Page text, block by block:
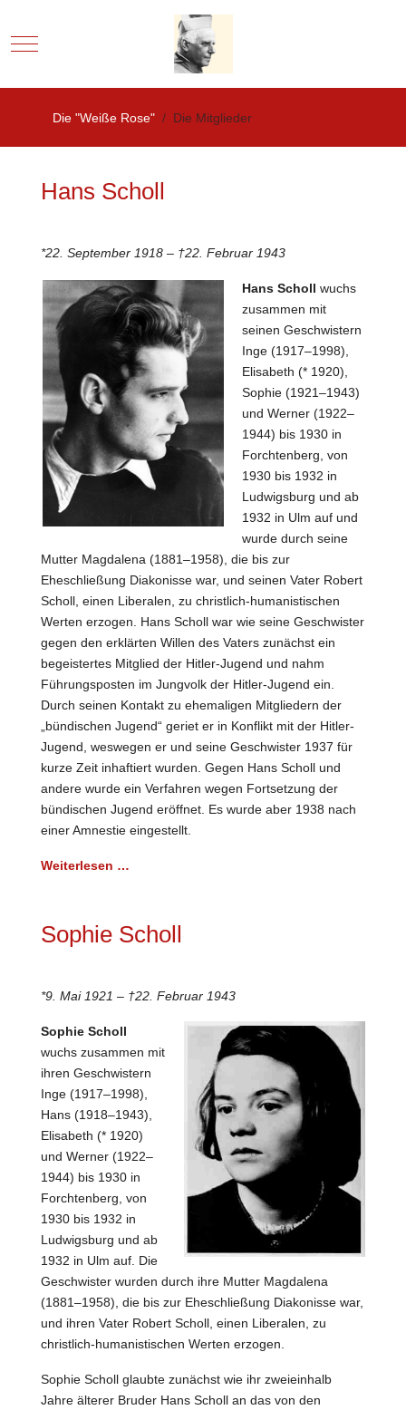
Mobile Menu Toggle
Die "Weiße Rose" Die Mitglieder
Hans Scholl
*22. September 1918 – †22. Februar 1943
Hans Scholl wuchs
zusammen mit
seinen Geschwistern
Inge (1917–1998),
Elisabeth (* 1920),
Sophie (1921–1943)
und Werner (1922–
1944) bis 1930 in
Forchtenberg, von
1930 bis 1932 in
Ludwigsburg und ab
1932 in Ulm auf und
wurde durch seine
Mutter Magdalena (1881–1958), die bis zur
Eheschließung Diakonisse war, und seinen Vater Robert
Scholl, einen Liberalen, zu christlich-humanistischen
Werten erzogen. Hans Scholl war wie seine Geschwister
gegen den erklärten Willen des Vaters zunächst ein
begeistertes Mitglied der Hitler-Jugend und nahm
Führungsposten im Jungvolk der Hitler-Jugend ein.
Durch seinen Kontakt zu ehemaligen Mitgliedern der
„bündischen Jugend“ geriet er in Konflikt mit der Hitler-
Jugend, weswegen er und seine Geschwister 1937 für
kurze Zeit inhaftiert wurden. Gegen Hans Scholl und
andere wurde ein Verfahren wegen Fortsetzung der
bündischen Jugend eröffnet. Es wurde aber 1938 nach
einer Amnestie eingestellt.
Weiterlesen …
Sophie Scholl
*9. Mai 1921 – †22. Februar 1943
Sophie Scholl
wuchs zusammen mit
ihren Geschwistern
Inge (1917–1998),
Hans (1918–1943),
Elisabeth (* 1920)
und Werner (1922–
1944) bis 1930 in
Forchtenberg, von
1930 bis 1932 in
Ludwigsburg und ab
1932 in Ulm auf. Die
Geschwister wurden durch ihre Mutter Magdalena
(1881–1958), die bis zur Eheschließung Diakonisse war,
und ihren Vater Robert Scholl, einen Liberalen, zu
christlich-humanistischen Werten erzogen.
Sophie Scholl glaubte zunächst wie ihr zweieinhalb
Jahre älterer Bruder Hans Scholl an das von den